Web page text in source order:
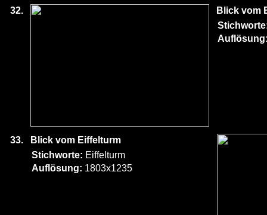
32.
Blick vom
33.
Blick vom Eiffelturm
Stichworte: Eiffelturm
Auflösung: 1803x1235